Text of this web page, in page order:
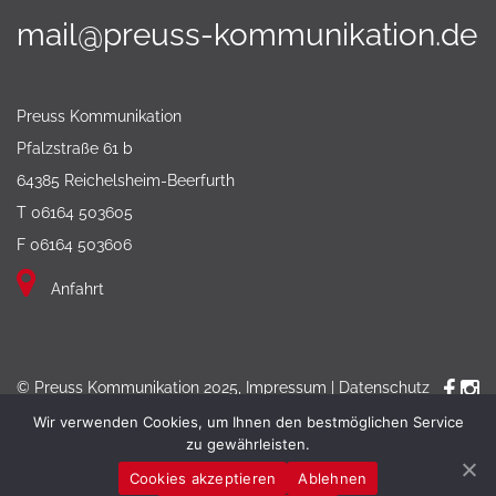
mail@preuss-kommunikation.de
Preuss Kommunikation
Pfalzstraße 61 b
64385 Reichelsheim-Beerfurth
T 06164 503605
F 06164 503606
Anfahrt
© Preuss Kommunikation 2025, Impressum
Datenschutz
Wir verwenden Cookies, um Ihnen den bestmöglichen Service
zu gewährleisten.
Cookies akzeptieren
Ablehnen